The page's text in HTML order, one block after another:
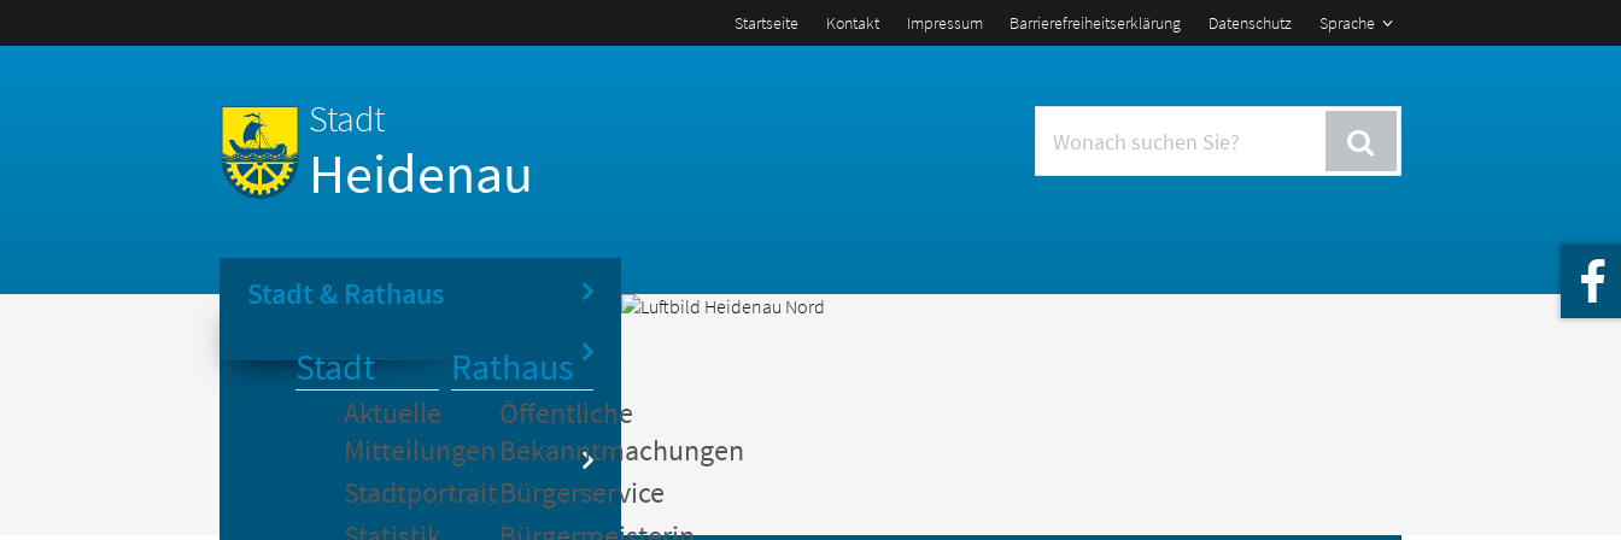
Sprache
Startseite Kontakt Impressum Barrierefreiheitserklärung Datenschutz
Stadt
Heidenau
Stadt & Rathaus
Stadt
Aktuelle
Mitteilungen
Stadtportrait
Rathaus
Öffentliche
Bekanntmachungen
Bürgerservice